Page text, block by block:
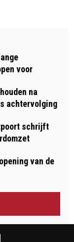
BIJ
ZO
voor
na
achtervolging
schrijft
van de